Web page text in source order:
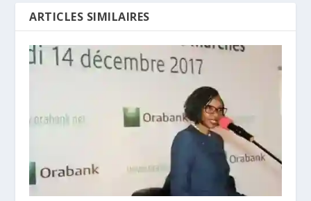
ARTICLES SIMILAIRES